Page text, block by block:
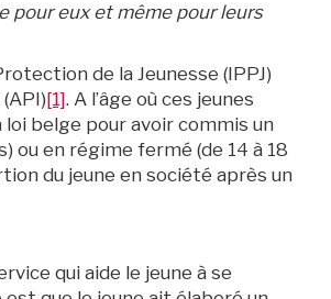
pour eux et même pour leurs
de la Jeunesse (IPPJ)
[1]. A l’âge où ces jeunes
belge pour avoir commis un
ou en régime fermé (de 14 à 18
du jeune en société après un
qui aide le jeune à se